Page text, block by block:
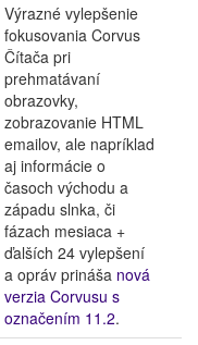
Výrazné vylepšenie
fokusovania Corvus
Čítača pri
prehmatávaní
obrazovky,
zobrazovanie HTML
emailov, ale napríklad
aj informácie o
časoch východu a
západu slnka, či
fázach mesiaca +
ďalších 24 vylepšení
a opráv prináša nová
verzia Corvusu s
označením 11.2.